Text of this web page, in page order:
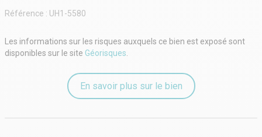
Référence : UH1-5580
Les informations sur les risques auxquels ce bien est exposé sont
disponibles sur le site Géorisques.
En savoir plus sur le bien